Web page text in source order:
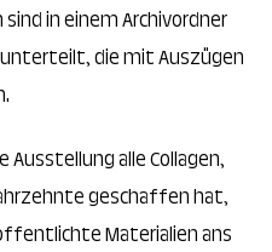
sind in einem Archivordner
die mit Auszügen
alle Collagen,
geschaffen hat,
Materialien ans